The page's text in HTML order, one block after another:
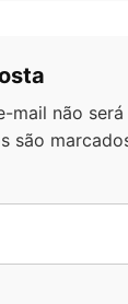
mail não
são